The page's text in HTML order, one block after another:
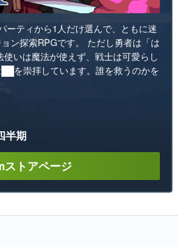
ーティから1人だけ選んで、ともに迷
ン探索RPGです。 ただし勇者は「は
いは魔法が使えず、戦士は可愛らし
を崇拝しています。誰を救うのかを
半期
ストアページ